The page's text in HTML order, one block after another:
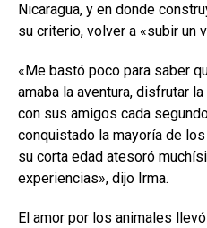
Nicaragua, y en donde
su criterio, volver a «subir un
«Me bastó poco para saber
amaba la aventura, disfrutar
con sus amigos cada
conquistado la mayoría de
su corta edad atesoró
experiencias», dijo Irma.
El amor por los animales